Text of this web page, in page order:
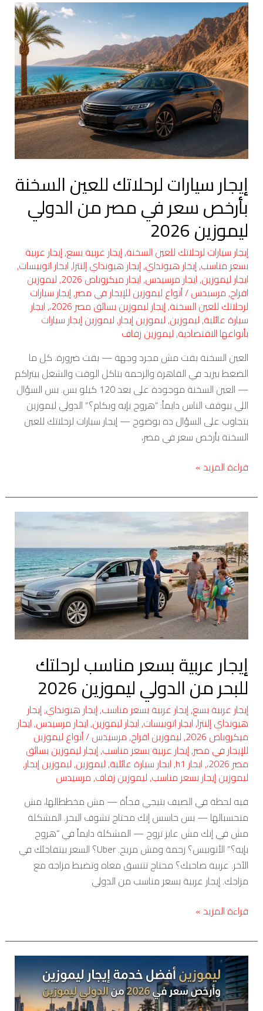
إيجار سيارات لرحلاتك للعين السخنة
بأرخص سعر في مصر من الدولي
ليموزين 2026
إيجار سيارات لرحلاتك للعين السخنة,إيجار عربية بسع,إيجار عربية
بسعر مناسب,إيجار هيونداي,إيجار هيونداي إلنترا,ايجار اتوبيسات,
ايجار ليموزين,ايجار مرسيدس,ايجار ميكروباص 2026 ,ليموزين
افراح,مرسيدس/أنواع ليموزين للإيجار في مصر,إيجار سيارات
لرحلاتك للعين السخنة,إيجار ليموزين بسائق مصر 2026، ,ايجار
سيارة عائلية,ليموزين,ليموزين إيجار,ليموزين إيجار سيارات
بأنواعها الاقتصادية,ليموزين زفاف
العين السخنة بقت مش مجرد وجهة — بقت ضرورة. كل ما
الضغط بيزيد في القاهرة والزحمة بتاكل الوقت والشغل بيتراكم
— العين السخنة موجودة على بعد 120 كيلو بس. بس السؤال
اللي بيوقف الناس دايماً: “هروح بإيه وبكام؟” الدولي ليموزين
بتجاوب على السؤال ده بوضوح — إيجار سيارات لرحلاتك للعين
السخنة بأرخص سعر في مصر،
إيجار
سيارات
لرحلاتك
للعين
السخنة
بأرخص
سعر
في
من
ليموزين
2026
قراءة المزيد »
إيجار عربية بسعر مناسب لرحلتك
للبحر من الدولي ليموزين 2026
إيجار عربية بسع,إيجار عربية بسعر مناسب,إيجار هيونداي,إيجار
هيونداي إلنترا,ايجار اتوبيسات,ايجار ليموزين,ايجار مرسيدس,ايجار
ميكروباص 2026 ,ليموزين افراح,مرسيدس/أنواع ليموزين
للإيجار في مصر,إيجار عربية بسعر مناسب,إيجار ليموزين بسائق
مصر 2026، ,ايجار h1 ,ايجار سيارة عائلية,ليموزين,ليموزين إيجار,
ليموزين إيجار بسعر مناسب,ليموزين زفاف,مرسيدس
فيه لحظة في الصيف بتيجي فجأة — مش مخططالها، مش
متحسبالها — بس حاسس إنك محتاج تشوف البحر. المشكلة
مش في إنك مش عايز تروح — المشكلة دايماً في “هروح
بإيه؟” الأتوبيس؟ زحمة ومش مريح. Uber؟ السعر بيتفاجئك في
الآخر. عربية صاحبك؟ محتاج تتنسق معاه وتضبط مزاجه مع
مزاجك. إيجار عربية بسعر مناسب من الدولي
إيجار
عربية
بسعر
مناسب
لرحلتك
للبحر
من
الدولي
2026
قراءة المزيد »
ليموزين
أفضل
خدمة